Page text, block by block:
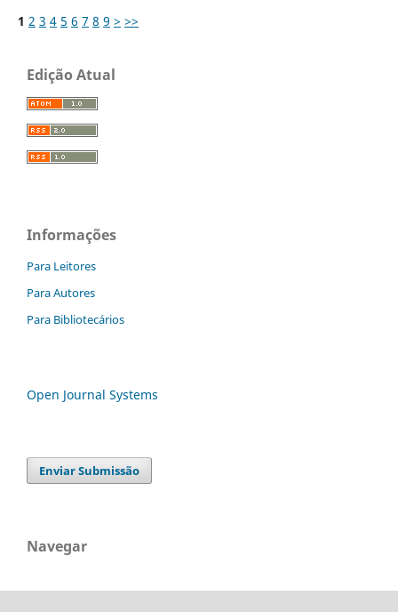
1 2 3 4 5 6 7 8 9 > >>
Edição Atual
Informações
Para Leitores
Para Autores
Para Bibliotecários
Open Journal Systems
Enviar Submissão
Navegar